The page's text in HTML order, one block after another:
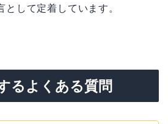
として定着しています。
るよくある質問